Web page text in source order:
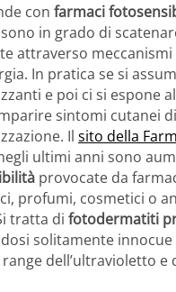
con farmaci
in grado di
attraverso
In pratica se si
e poi ci si espone
sintomi cutanei di
Il sito della
ultimi anni sono
provocate da
profumi, cosmetici o
tratta di fotodermatiti
solitamente
dell’ultravioletto e